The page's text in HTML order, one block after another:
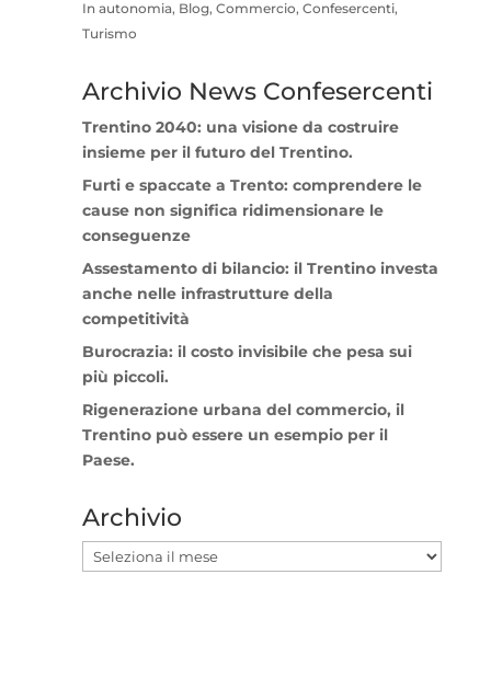
In autonomia, Blog, Commercio, Confesercenti,
Turismo
Archivio News Confesercenti
Trentino 2040: una visione da costruire
insieme per il futuro del Trentino.
Furti e spaccate a Trento: comprendere le
cause non significa ridimensionare le
conseguenze
Assestamento di bilancio: il Trentino investa
anche nelle infrastrutture della
competitività
Burocrazia: il costo invisibile che pesa sui
più piccoli.
Rigenerazione urbana del commercio, il
Trentino può essere un esempio per il
Paese.
Archivio
Archivio